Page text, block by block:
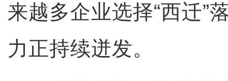
来越多企业选择“西迁”
力正持续迸发。